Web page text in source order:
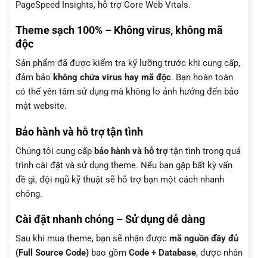
PageSpeed Insights, hỗ trợ Core Web Vitals.
Theme sạch 100% – Không virus, không mã
độc
Sản phẩm đã được kiểm tra kỹ lưỡng trước khi cung cấp,
đảm bảo không chứa virus hay mã độc. Bạn hoàn toàn
có thể yên tâm sử dụng mà không lo ảnh hưởng đến bảo
mật website.
Bảo hành và hỗ trợ tận tình
Chúng tôi cung cấp bảo hành và hỗ trợ tận tình trong quá
trình cài đặt và sử dụng theme. Nếu bạn gặp bất kỳ vấn
đề gì, đội ngũ kỹ thuật sẽ hỗ trợ bạn một cách nhanh
chóng.
Cài đặt nhanh chóng – Sử dụng dễ dàng
Sau khi mua theme, bạn sẽ nhận được mã nguồn đầy đủ
(Full Source Code) bao gồm Code + Database, được nhân